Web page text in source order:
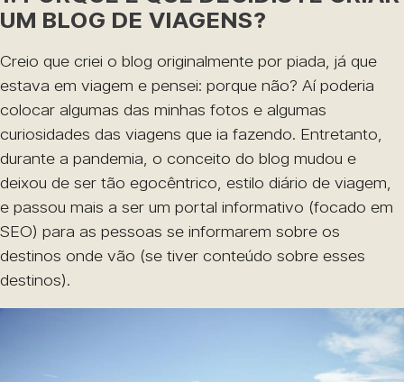
UM BLOG DE VIAGENS?
Creio que criei o blog originalmente por piada, já que
estava em viagem e pensei: porque não? Aí poderia
colocar algumas das minhas fotos e algumas
curiosidades das viagens que ia fazendo. Entretanto,
durante a pandemia, o conceito do blog mudou e
deixou de ser tão egocêntrico, estilo diário de viagem,
e passou mais a ser um portal informativo (focado em
SEO) para as pessoas se informarem sobre os
destinos onde vão (se tiver conteúdo sobre esses
destinos).